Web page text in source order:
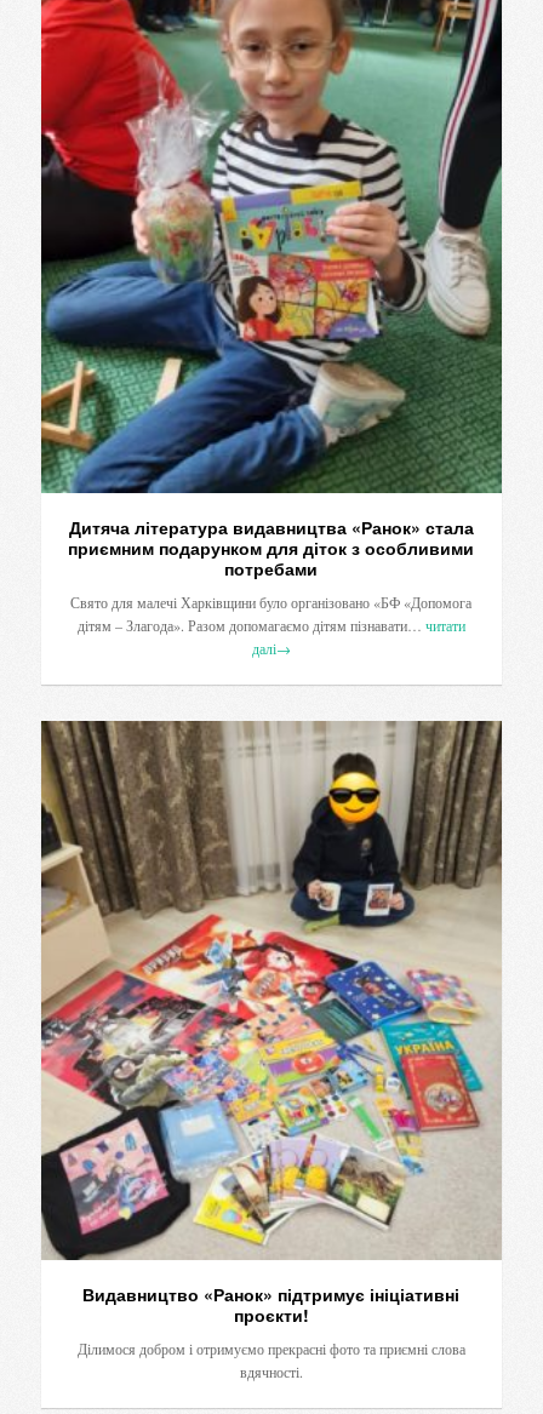
Дитяча література видавництва «Ранок» стала
приємним подарунком для діток з особливими
потребами
Свято для малечі Харківщини було організовано «БФ «Допомога
дітям – Злагода». Разом допомагаємо дітям пізнавати…
читати
далі→
Видавництво «Ранок» підтримує ініціативні
проєкти!
Ділимося добром і отримуємо прекрасні фото та приємні слова
вдячності.